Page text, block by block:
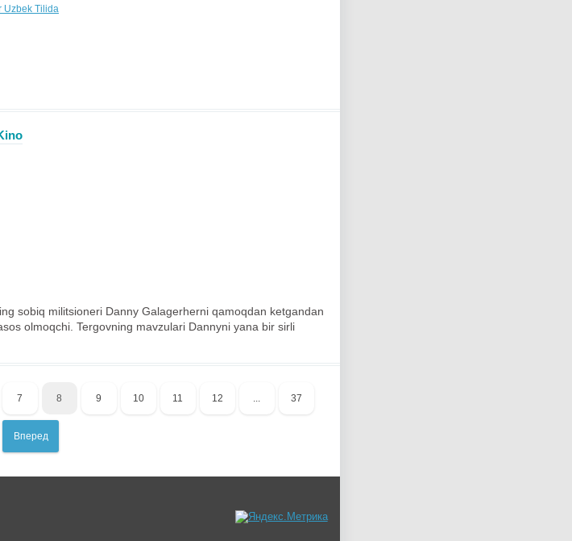
Uzbek Tilida
sobiq militsioneri Danny Galagerherni qamoqdan ketgandan
olmoqchi. Tergovning mavzulari Dannyni yana bir sirli
7 8 9 10 11 12 ... 37
Вперед